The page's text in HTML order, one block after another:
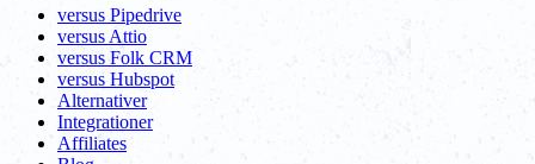
versus Pipedrive
versus Attio
versus Folk CRM
versus Hubspot
Alternativer
Integrationer
Affiliates